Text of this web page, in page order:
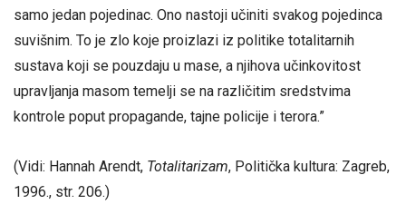
samo jedan pojedinac. Ono nastoji učiniti svakog pojedinca
suvišnim. To je zlo koje proizlazi iz politike totalitarnih
sustava koji se pouzdaju u mase, a njihova učinkovitost
upravljanja masom temelji se na različitim sredstvima
kontrole poput propagande, tajne policije i terora.”
(Vidi: Hannah Arendt, Totalitarizam, Politička kultura: Zagreb,
1996., str. 206.)